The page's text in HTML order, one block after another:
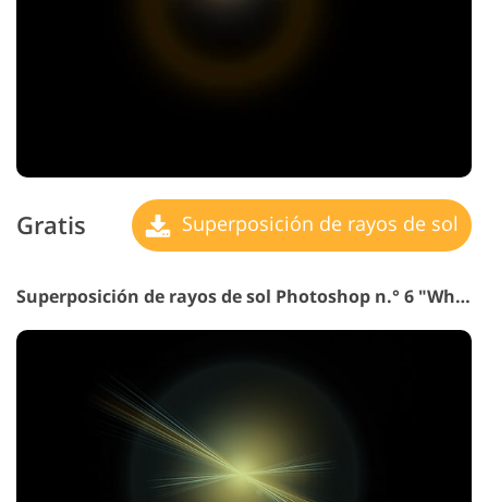
Gratis Superposición de rayos de sol
Superposición de rayos de sol Photoshop n.° 6 "White Blues"